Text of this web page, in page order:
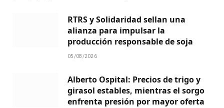
RTRS y Solidaridad sellan una
alianza para impulsar la
producción responsable de soja
05/08/2026
Alberto Ospital: Precios de trigo y
girasol estables, mientras el sorgo
enfrenta presión por mayor oferta